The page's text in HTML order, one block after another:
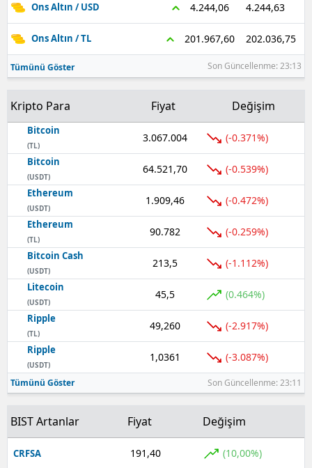
Ons Altın / USD 4.244,06 4.244,63
Ons Altın / TL 201.967,60 202.036,75
Tümünü Göster Son Güncellenme: 23:13
Kripto Para Fiyat Değişim
Bitcoin
(TL)
3.067.004 (-0.371%)
Bitcoin
(USDT)
64.521,70 (-0.539%)
Ethereum
(USDT)
1.909,46 (-0.472%)
Ethereum
(TL)
90.782 (-0.259%)
Bitcoin Cash
(USDT)
213,5 (-1.112%)
Litecoin
(USDT)
45,5 (0.464%)
Ripple
(TL)
49,260 (-2.917%)
Ripple
(USDT)
1,0361 (-3.087%)
Tümünü Göster Son Güncellenme: 23:11
BIST Artanlar Fiyat Değişim
CRFSA 191,40 (10,00%)